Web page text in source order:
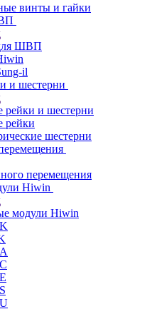
винты и гайки
ШВП
il
и шестерни
рейки и шестерни
рейки
шестерни
перемещения
Hiwin
модули Hiwin